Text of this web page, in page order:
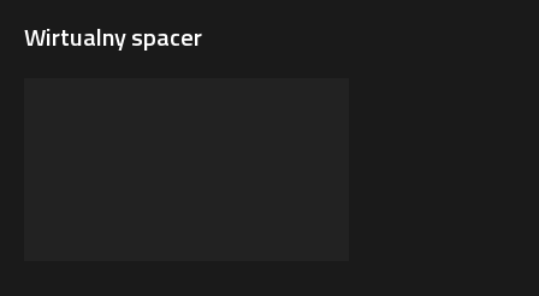
Wirtualny spacer